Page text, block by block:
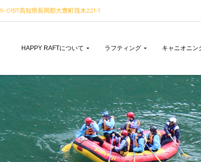
0157高知県長岡郡大豊町筏木221-1
HAPPY RAFTについて ラフティング キャニオニン